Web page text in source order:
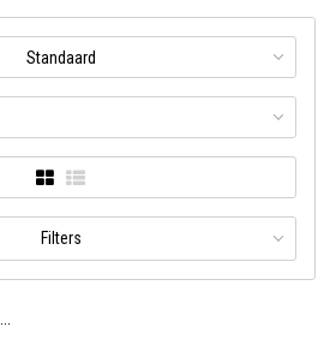
Standaard
Filters